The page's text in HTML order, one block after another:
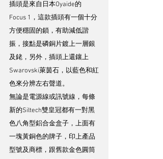
插頭是來自日本Oyaide的
Focus 1，這款插頭有一個十分
方便穩固的鎖，有助減低諧
振，接點是磷銅片鍍上一層銀
及銠，另外，插頭上還鑲上
Swarovski萊茵石，以藍色和紅
色來分辨左右聲道。
無論是電源線或訊號線，每條
新的Siltech雙皇冠都有一對黑
色八角型鋁合金盒子，上面有
一塊黃銅色的牌子，印上產品
型號及商標，跟舊款金色圓筒